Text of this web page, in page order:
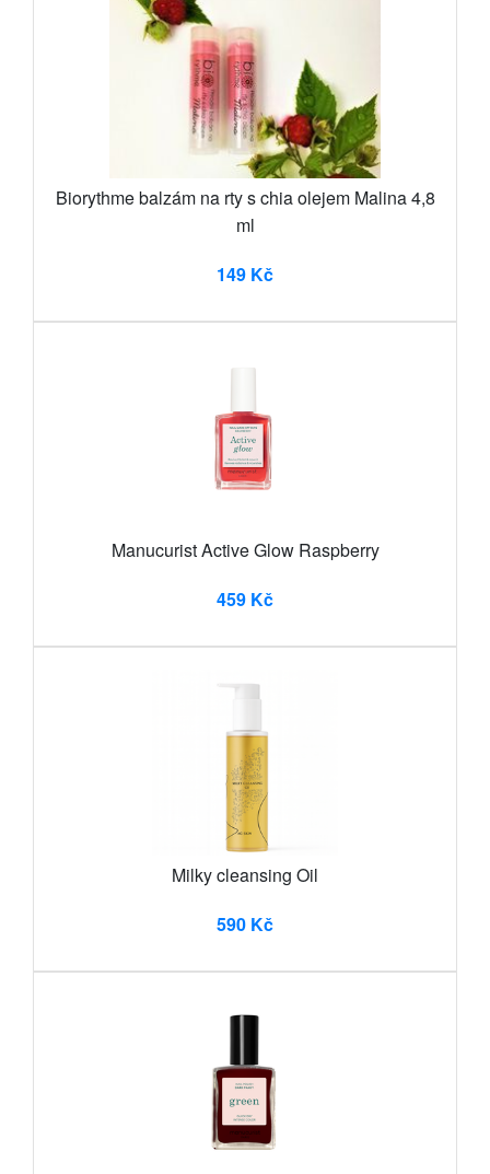
Biorythme balzám na rty s chia olejem Malina 4,8
ml
149 Kč
Manucurist Active Glow Raspberry
459 Kč
Milky cleansing Oil
590 Kč